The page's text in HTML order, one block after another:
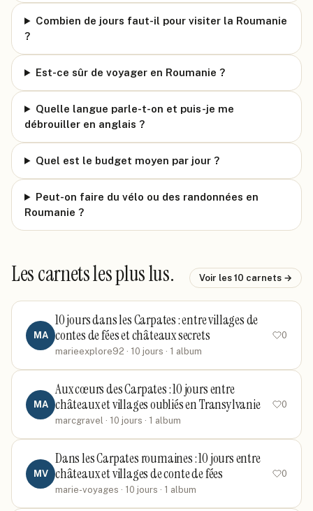
Combien de jours faut-il pour visiter la Roumanie
?
Est-ce sûr de voyager en Roumanie ?
Quelle langue parle-t-on et puis-je me
débrouiller en anglais ?
Quel est le budget moyen par jour ?
Peut-on faire du vélo ou des randonnées en
Roumanie ?
Les carnets les plus lus. Voir les 10 carnets →
MA
10 jours dans les Carpates : entre villages de
contes de fées et châteaux secrets
marieexplore92 · 10 jours · 1 album
0
MA
Aux cœurs des Carpates : 10 jours entre
châteaux et villages oubliés en Transylvanie
marcgravel · 10 jours · 1 album
0
MV
Dans les Carpates roumaines : 10 jours entre
châteaux et villages de conte de fées
marie-voyages · 10 jours · 1 album
0